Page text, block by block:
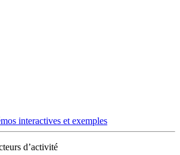
interactives et exemples
d’activité